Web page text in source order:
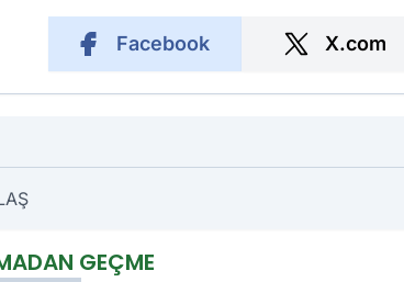
Facebook X.com
GEÇME